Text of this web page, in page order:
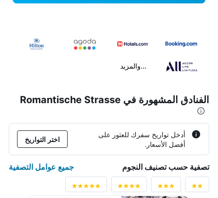
...والمزيد
الفنادق المشهورة في Romantische Strasse
أدخل تواريخ سفرك للعثور على
أفضل الأسعار.
اختر التواريخ
تصفية حسب تصنيف النجوم جميع عوامل التصفية